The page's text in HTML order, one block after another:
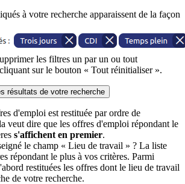
à votre recherche apparaissent de la façon
les filtres un par un ou tout
sur le bouton « Tout réinitialiser ».
résultats de votre recherche
d'emploi est restituée par ordre de
veut dire que les offres d'emploi répondant le
s'affichent en premier.
le champ « Lieu de travail » ? La liste
répondant le plus à vos critères. Parmi
restituées les offres dont le lieu de travail
de votre recherche.